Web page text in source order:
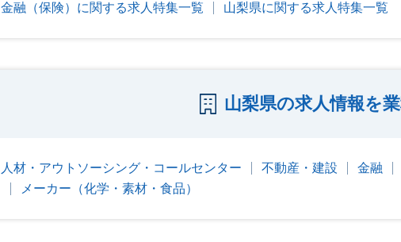
金融（保険）に関する求人特集一覧 山梨県に関する求人特集一覧
山梨県の求人情報を
人材・アウトソーシング・コールセンター 不動産・建設 金融
メーカー（化学・素材・食品）